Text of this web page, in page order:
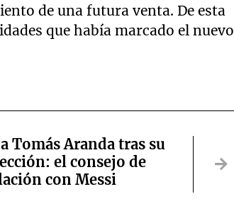
de una futura venta. De esta
que había marcado el nuevo
Tomás Aranda tras su
el consejo de
con Messi